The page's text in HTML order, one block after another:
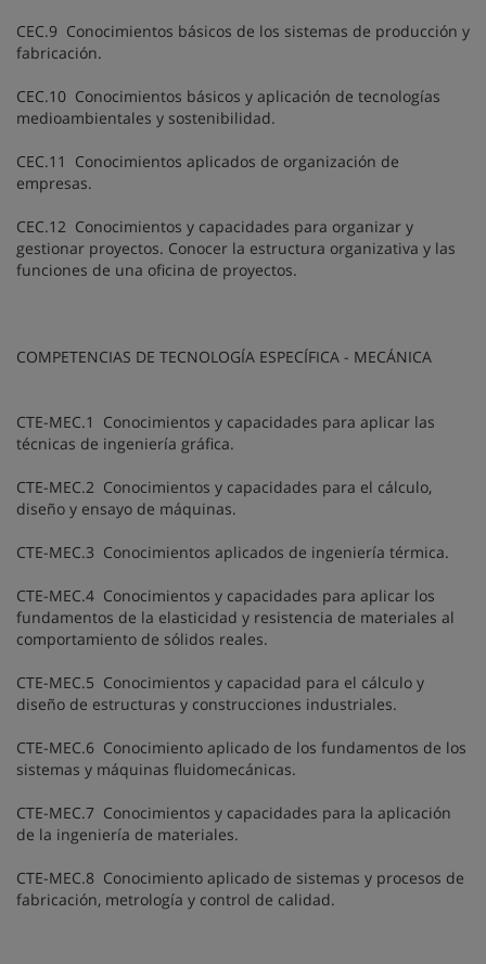
CEC.9 Conocimientos básicos de los sistemas de producción y
fabricación.
CEC.10 Conocimientos básicos y aplicación de tecnologías
medioambientales y sostenibilidad.
CEC.11 Conocimientos aplicados de organización de
empresas.
CEC.12 Conocimientos y capacidades para organizar y
gestionar proyectos. Conocer la estructura organizativa y las
funciones de una oficina de proyectos.
COMPETENCIAS DE TECNOLOGÍA ESPECÍFICA - MECÁNICA
CTE-MEC.1 Conocimientos y capacidades para aplicar las
técnicas de ingeniería gráfica.
CTE-MEC.2 Conocimientos y capacidades para el cálculo,
diseño y ensayo de máquinas.
CTE-MEC.3 Conocimientos aplicados de ingeniería térmica.
CTE-MEC.4 Conocimientos y capacidades para aplicar los
fundamentos de la elasticidad y resistencia de materiales al
comportamiento de sólidos reales.
CTE-MEC.5 Conocimientos y capacidad para el cálculo y
diseño de estructuras y construcciones industriales.
CTE-MEC.6 Conocimiento aplicado de los fundamentos de los
sistemas y máquinas fluidomecánicas.
CTE-MEC.7 Conocimientos y capacidades para la aplicación
de la ingeniería de materiales.
CTE-MEC.8 Conocimiento aplicado de sistemas y procesos de
fabricación, metrología y control de calidad.